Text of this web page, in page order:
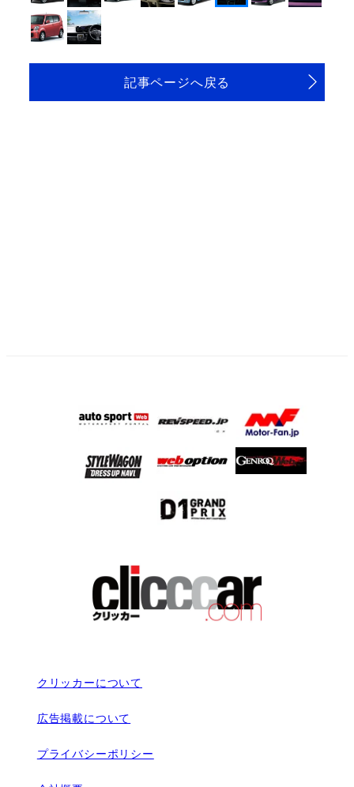
記事ページへ戻る
クリッカーについて
広告掲載について
プライバシーポリシー